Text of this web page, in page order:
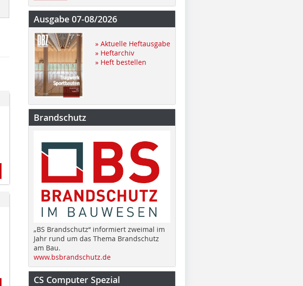
Ausgabe 07-08/2026
» Aktuelle Heftausgabe
» Heftarchiv
» Heft bestellen
Brandschutz
„BS Brandschutz“ informiert zweimal im
Jahr rund um das Thema Brandschutz
am Bau.
www.bsbrandschutz.de
CS Computer Spezial